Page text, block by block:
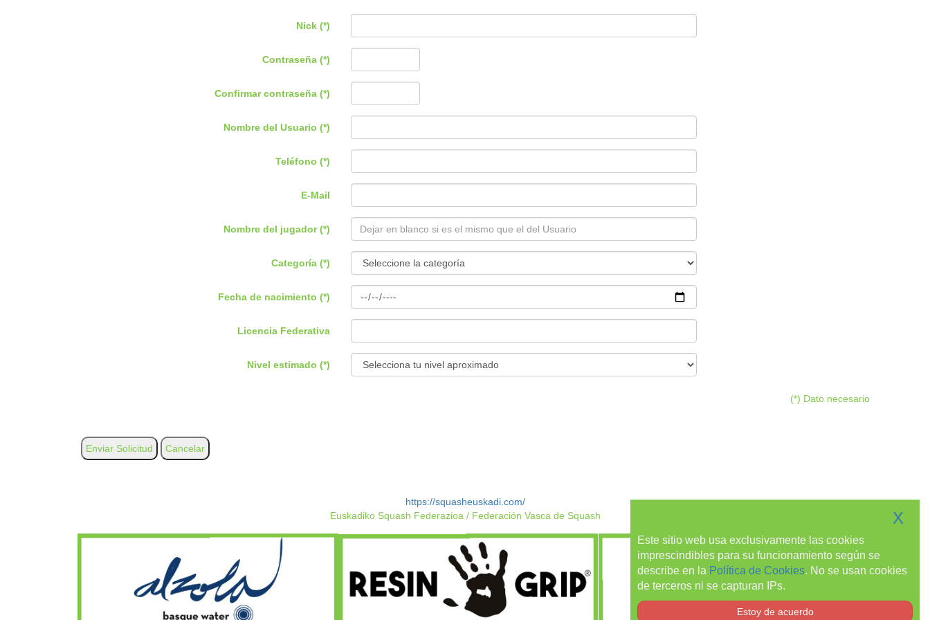
Nick (*)
Contraseña (*)
Confirmar contraseña (*)
Nombre del Usuario (*)
Teléfono (*)
E-Mail
Nombre del jugador (*)
Categoría (*)
Fecha de nacimiento (*)
Licencia Federativa
Nivel estimado (*)
(*) Dato necesario
https://squasheuskadi.com/
Euskadiko Squash Federazioa / Federación Vasca de Squash
X
Este sitio web usa exclusivamente las cookies
imprescindibles para su funcionamiento según se
describe en la Política de Cookies. No se usan cookies
de terceros ni se capturan IPs.